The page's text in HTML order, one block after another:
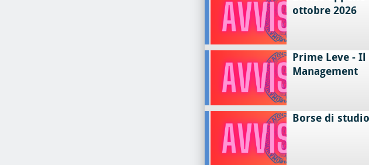
ottobre 2026
Prime Leve -
Management
Borse di